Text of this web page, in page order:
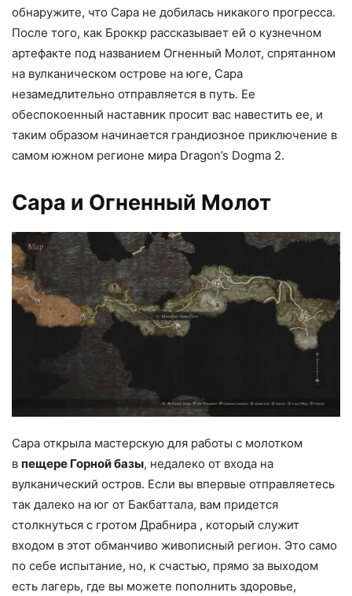
обнаружите, что Сара не добилась никакого прогресса.
После того, как Броккр рассказывает ей о кузнечном
артефакте под названием Огненный Молот, спрятанном
на вулканическом острове на юге, Сара
незамедлительно отправляется в путь. Ее
обеспокоенный наставник просит вас навестить ее, и
таким образом начинается грандиозное приключение в
самом южном регионе мира Dragon’s Dogma 2.
Сара и Огненный Молот
Сара открыла мастерскую для работы с молотком
в пещере Горной базы, недалеко от входа на
вулканический остров. Если вы впервые отправляетесь
так далеко на юг от Бакбаттала, вам придется
столкнуться с гротом Драбнира , который служит
входом в этот обманчиво живописный регион. Это само
по себе испытание, но, к счастью, прямо за выходом
есть лагерь, где вы можете пополнить здоровье,